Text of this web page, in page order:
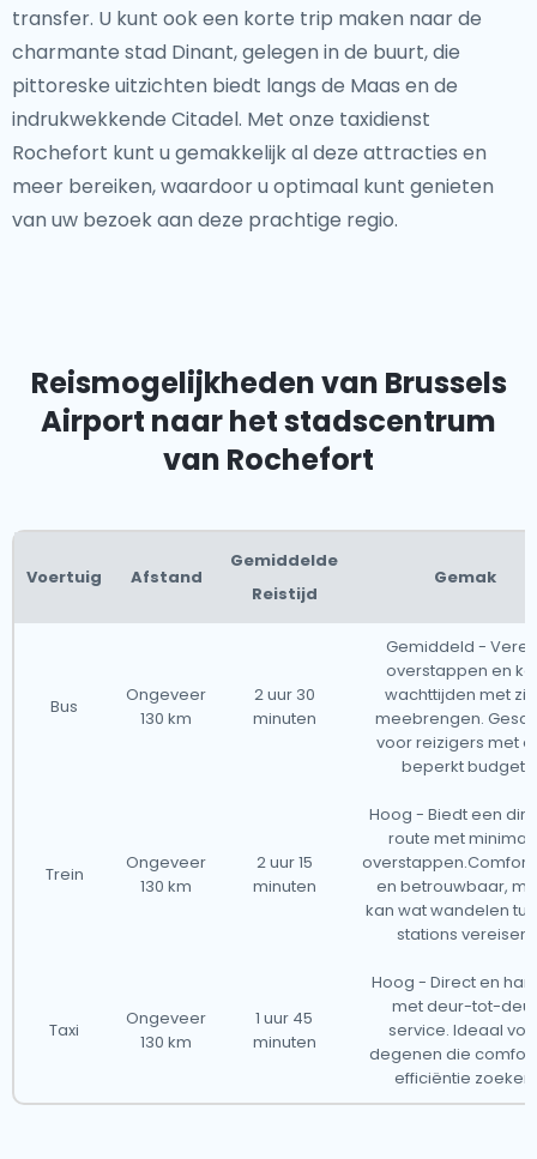
transfer. U kunt ook een korte trip maken naar de
charmante stad Dinant, gelegen in de buurt, die
pittoreske uitzichten biedt langs de Maas en de
indrukwekkende Citadel. Met onze taxidienst
Rochefort kunt u gemakkelijk al deze attracties en
meer bereiken, waardoor u optimaal kunt genieten
van uw bezoek aan deze prachtige regio.
Reismogelijkheden van Brussels
Airport naar het stadscentrum
van Rochefort
Voertuig Afstand
Gemiddelde
Reistijd
Gemak
Bus
Ongeveer
130 km
2 uur 30
minuten
Gemiddeld -
overstappen en
wachttijden met
meebrengen.
voor reizigers met
beperkt budget.
Trein
Ongeveer
130 km
2 uur 15
minuten
Hoog - Biedt een
route met
en betrouwbaar,
kan wat wandelen
stations vereisen.
Taxi
Ongeveer
130 km
1 uur 45
minuten
Hoog - Direct en
met deur-tot-deur
service. Ideaal
degenen die
efficiëntie zoeken.